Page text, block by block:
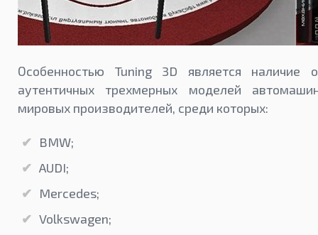
Особенностью Tuning 3D является наличие
аутентичных трехмерных моделей
мировых производителей, среди которых:
BMW;
AUDI;
Mercedes;
Volkswagen;